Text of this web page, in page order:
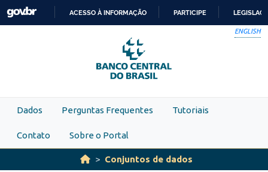
Skip to main content
PARA
O
CONTEÚDO
ACESSO À INFORMAÇÃO PARTICIPE
ENGLISH
Dados Perguntas Frequentes Tutoriais
Contato Sobre o Portal
Conjuntos de dados